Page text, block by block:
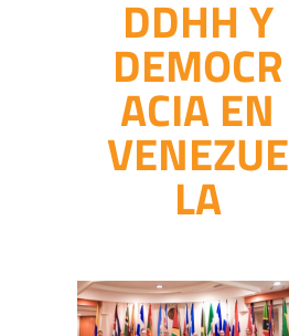
DDHH Y
DEMOCR
ACIA EN
VENEZUE
LA